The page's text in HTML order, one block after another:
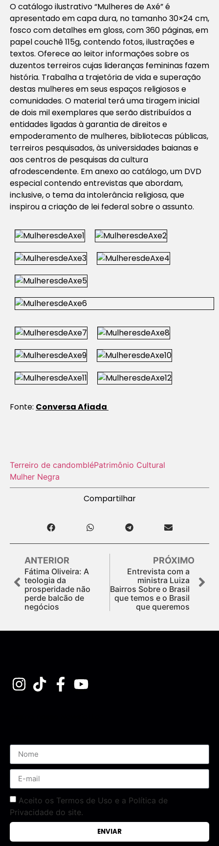
O catálogo ilustrativo “Mulheres de Axé” é
apresentado em capa dura, no tamanho 30×24 cm,
fosco com detalhes em gloss, com 360 páginas, em
papel couchê 115g, contendo fotos, ilustrações e
textos. Oferece ao leitor informações sobre os
duzentos terreiros cujas lideranças femininas fazem
história. Trabalha a trajetória de vida e superação
destas mulheres em seus espaços religiosos e
comunidades. O material terá uma tiragem inicial
de dois mil exemplares que serão distribuídos a
entidades ligadas à garantia de direitos e
empoderamento de mulheres, bibliotecas públicas,
terreiros pesquisados, às universidades baianas e
aos centros de pesquisas da cultura
afrodescendente. Em anexo ao catálogo, um DVD
especial contendo entrevistas que abordam,
inclusive, o tema da intolerância religiosa, que
inspirou a criação de lei federal sobre o assunto.
Fonte: Conversa Afiada
Terreiro de candombléPatrimônio Cultural
Mulher Negra
Compartilhar
ANTERIOR
Fátima Oliveira: A
teologia da
prosperidade não
perde balcão de
negócios
PRÓXIMO
Entrevista com a
ministra Luiza
Bairros Sobre o Brasil
que temos e o Brasil
que queremos
Aceito os Termos de Uso e a Política de
Privacidade do site.
ENVIAR